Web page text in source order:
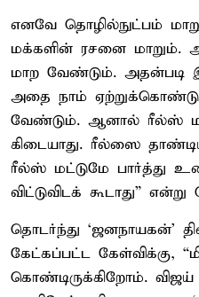
எனவே தொழில்நுட்பம்
மக்களின் ரசனை மாறும்.
மாற வேண்டும். அதன்படி
அதை நாம்
வேண்டும். ஆனால் ரீல்ஸ்
கிடையாது. ரீல்ஸை
ரீல்ஸ் மட்டுமே பார்த்து
விட்டுவிடக் கூடாது” என்று
தொடர்ந்து ‘ஜனநாயகன்’
கேட்கப்பட்ட கேள்விக்கு,
கொண்டிருக்கிறோம்.